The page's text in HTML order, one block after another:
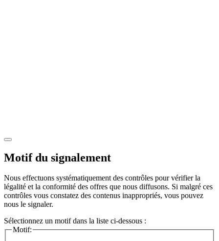
Motif du signalement
Nous effectuons systématiquement des contrôles pour vérifier la
légalité et la conformité des offres que nous diffusons. Si malgré ces
contrôles vous constatez des contenus inappropriés, vous pouvez
nous le signaler.
Sélectionnez un motif dans la liste ci-dessous :
Motif: